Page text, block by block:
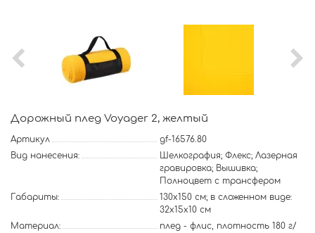
Дорожный плед Voyager 2, желтый
Артикул
gf-16576.80
Вид нанесения:
Шелкография; Флекс; Лазерная
гравировка; Вышивка;
Полноцвет с трансфером
Габариты:
130х150 см; в сложенном виде:
32x15x10 см
Материал:
плед - флис, плотность 180 г/